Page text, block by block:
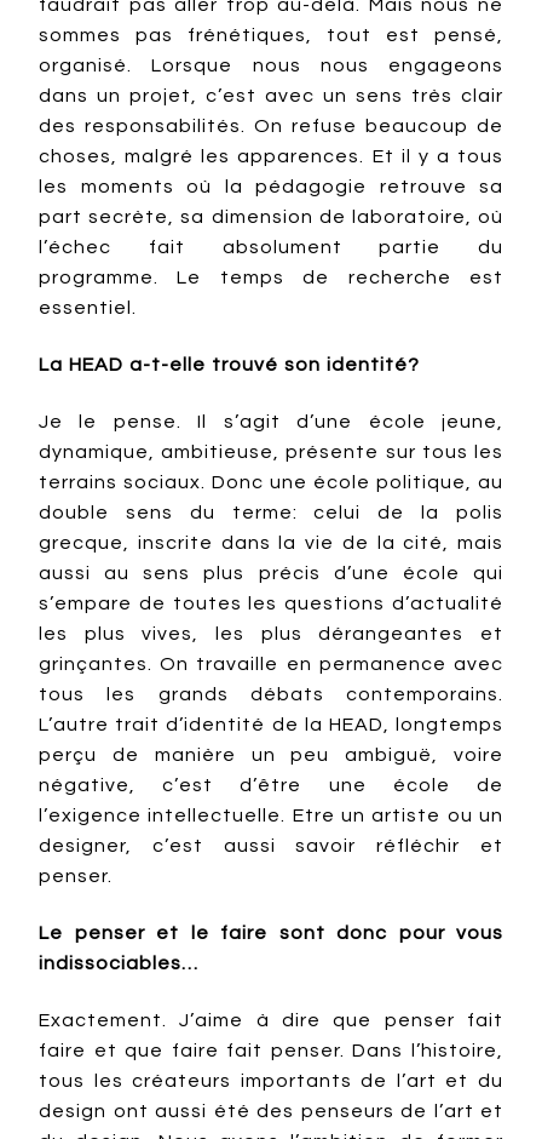
faudrait pas aller trop au-delà. Mais nous ne
sommes pas frénétiques, tout est pensé,
organisé. Lorsque nous nous engageons
dans un projet, c’est avec un sens très clair
des responsabilités. On refuse beaucoup de
choses, malgré les apparences. Et il y a tous
les moments où la pédagogie retrouve sa
part secrète, sa dimension de laboratoire, où
l’échec fait absolument partie du
programme. Le temps de recherche est
essentiel.
La HEAD a-t-elle trouvé son identité?
Je le pense. Il s’agit d’une école jeune,
dynamique, ambitieuse, présente sur tous les
terrains sociaux. Donc une école politique, au
double sens du terme: celui de la polis
grecque, inscrite dans la vie de la cité, mais
aussi au sens plus précis d’une école qui
s’empare de toutes les questions d’actualité
les plus vives, les plus dérangeantes et
grinçantes. On travaille en permanence avec
tous les grands débats contemporains.
L’autre trait d’identité de la HEAD, longtemps
perçu de manière un peu ambiguë, voire
négative, c’est d’être une école de
l’exigence intellectuelle. Etre un artiste ou un
designer, c’est aussi savoir réfléchir et
penser.
Le penser et le faire sont donc pour vous
indissociables…
Exactement. J’aime à dire que penser fait
faire et que faire fait penser. Dans l’histoire,
tous les créateurs importants de l’art et du
design ont aussi été des penseurs de l’art et